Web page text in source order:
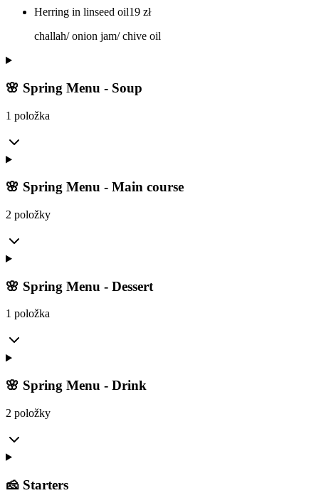
Herring in linseed oil19 zł
challah/ onion jam/ chive oil
🌸 Spring Menu - Soup
1 položka
🌸 Spring Menu - Main course
2 položky
🌸 Spring Menu - Dessert
1 položka
🌸 Spring Menu - Drink
2 položky
🧀 Starters